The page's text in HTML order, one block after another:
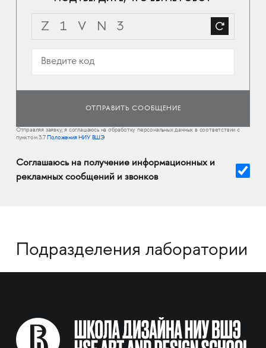
Отправляя заявку, я соглашаюсь на обработку персональных данных в соответствии с
пунктом 3.7
Положения НИУ ВШЭ
Соглашаюсь на получение информационных и
рекламных сообщений и звонков
Подразделения лаборатории